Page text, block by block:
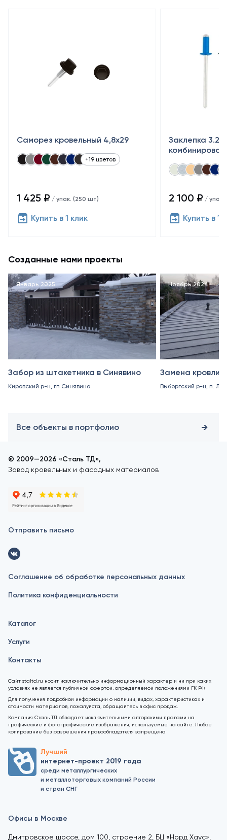
Саморез кровельный 4,8x29
+19 цветов
1 425 ₽ / упак. (250 шт)
Купить в 1 клик
Заклепка
2 100 ₽ / упак.
Купить в 1
Созданные нами проекты
Январь 2025
Забор из штакетника в Синявино
Кировский р-н, гп Синявино
Ноябрь 2024
Замена кровли
Выборгский р-н, п.
Все объекты в портфолио
© 2009—2026 «Сталь ТД»,
Завод кровельных и фасадных материалов
Отправить письмо
Соглашение об обработке персональных данных
Политика конфиденциальности
Каталог
Услуги
Контакты
Сайт staltd.ru носит исключительно информационный характер и ни при каких
условиях не является публичной офертой, определяемой положениями ГК РФ.
Для получения подробной информации о наличии, видах, характеристиках и
стоимости материалов, пожалуйста, обращайтесь в офис продаж.
Компания Сталь ТД обладает исключительными авторскими правами на
графические и фотографические изображения, используемые на сайте. Любое
копирование без разрешения правообладателя запрещено
Лучший
интернет-проект 2019 года
среди металлургических
и металлоторговых компаний России
и стран СНГ
Офисы в Москве
Дмитровское шоссе, дом 100, строение 2, БЦ «Норд Хаус»,